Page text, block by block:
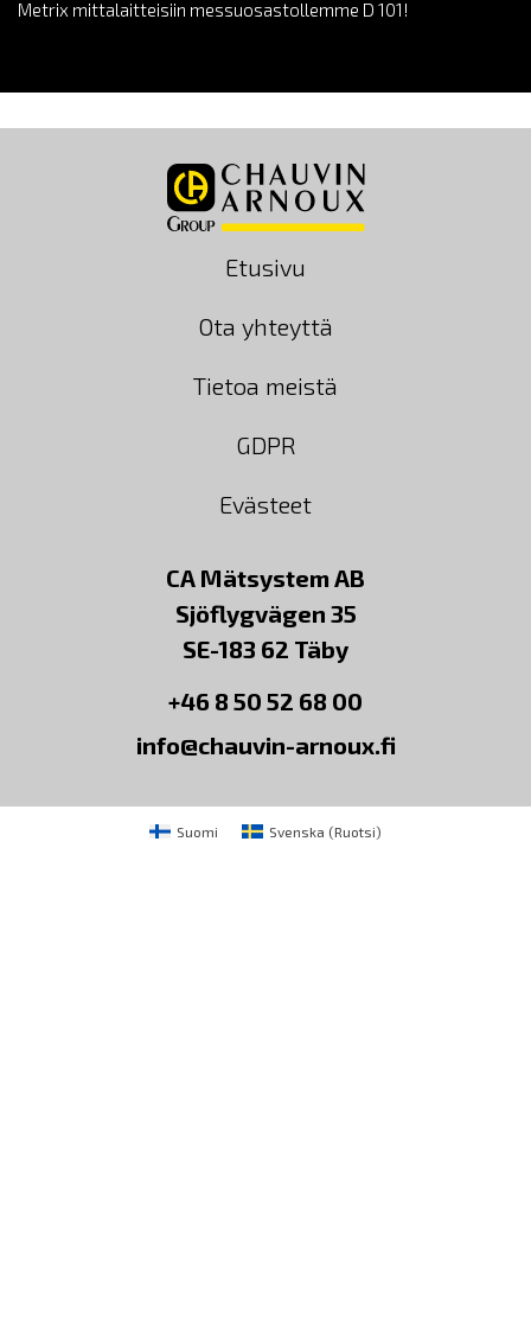
Metrix mittalaitteisiin messuosastollemme D 101!
Etusivu
Ota yhteyttä
Tietoa meistä
GDPR
Evästeet
CA Mätsystem AB
Sjöflygvägen 35
SE-183 62 Täby
+46 8 50 52 68 00
info@chauvin-arnoux.fi
Suomi Svenska (Ruotsi)